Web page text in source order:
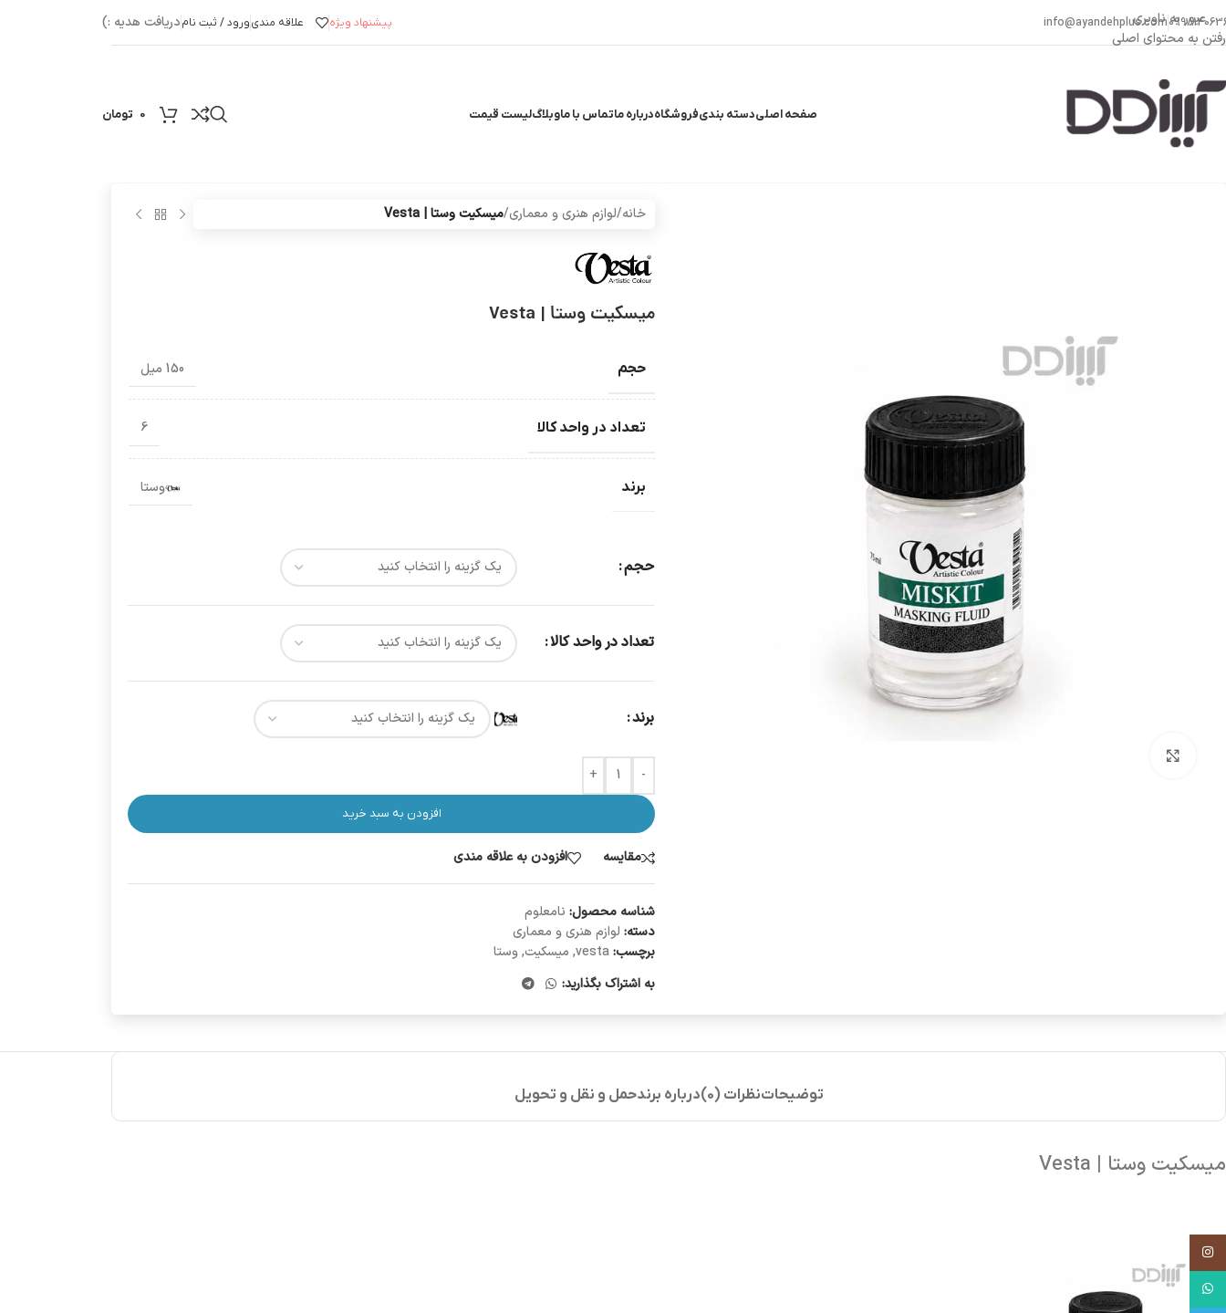
عبور به ناوبری
رفتن به محتوای اصلی
info@ayandehplus.com پیشنهاد ویژه علاقه مندیورود / ثبت نامدریافت هدیه :)
صفحه اصلیدسته بندیفروشگاهدرباره ماتماس با ماوبلاگلیست قیمت 0 تومان
خانه/لوازم هنری و معماری/میسکیت وستا | Vesta
میسکیت وستا | Vesta
حجم 150 میل
تعداد در واحد کالا 6
برند وستا
حجم
تعداد در واحد کالا
برند
-
+
افزودن به سبد خرید
مقایسه افزودن به علاقه مندی
شناسه محصول: نامعلوم
دسته: لوازم هنری و معماری
برچسب:vesta
, میسکیت,وستا
به اشتراک بگذارید:
توضیحاتنظرات (0) درباره برندحمل و نقل و تحویل
میسکیت وستا | Vesta
واتساپ